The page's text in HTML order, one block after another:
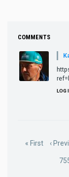
COMMENTS
LOG
First
« First ‹